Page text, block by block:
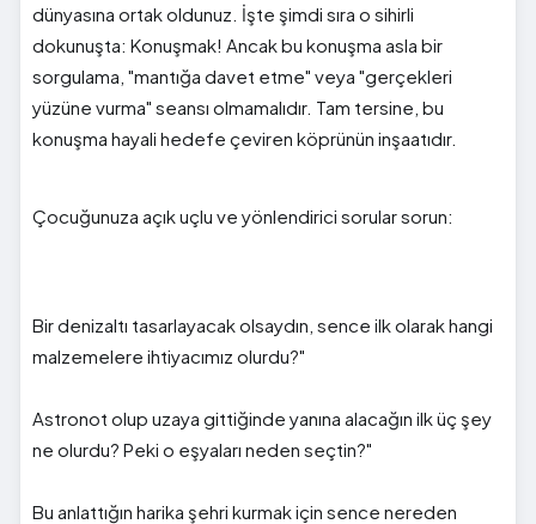
dünyasına ortak oldunuz. İşte şimdi sıra o sihirli
dokunuşta: Konuşmak! Ancak bu konuşma asla bir
sorgulama, "mantığa davet etme" veya "gerçekleri
yüzüne vurma" seansı olmamalıdır. Tam tersine, bu
konuşma hayali hedefe çeviren köprünün inşaatıdır.
Çocuğunuza açık uçlu ve yönlendirici sorular sorun:
Bir denizaltı tasarlayacak olsaydın, sence ilk olarak hangi
malzemelere ihtiyacımız olurdu?"
Astronot olup uzaya gittiğinde yanına alacağın ilk üç şey
ne olurdu? Peki o eşyaları neden seçtin?"
Bu anlattığın harika şehri kurmak için sence nereden